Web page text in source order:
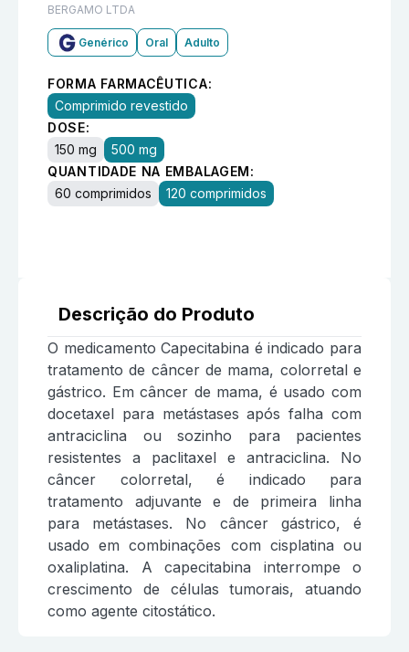
BERGAMO LTDA
Genérico Oral Adulto
FORMA FARMACÊUTICA:
Comprimido revestido
DOSE:
150 mg
500 mg
QUANTIDADE NA EMBALAGEM:
60 comprimidos
120 comprimidos
Descrição do Produto
O medicamento Capecitabina é indicado para
tratamento de câncer de mama, colorretal e
gástrico. Em câncer de mama, é usado com
docetaxel para metástases após falha com
antraciclina ou sozinho para pacientes
resistentes a paclitaxel e antraciclina. No
câncer colorretal, é indicado para
tratamento adjuvante e de primeira linha
para metástases. No câncer gástrico, é
usado em combinações com cisplatina ou
oxaliplatina. A capecitabina interrompe o
crescimento de células tumorais, atuando
como agente citostático.